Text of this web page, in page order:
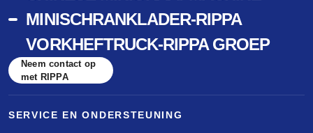
MINISCHRANKLADER-RIPPA
VORKHEFTRUCK-RIPPA GROEP
Neem contact op
met RIPPA
SERVICE EN ONDERSTEUNING